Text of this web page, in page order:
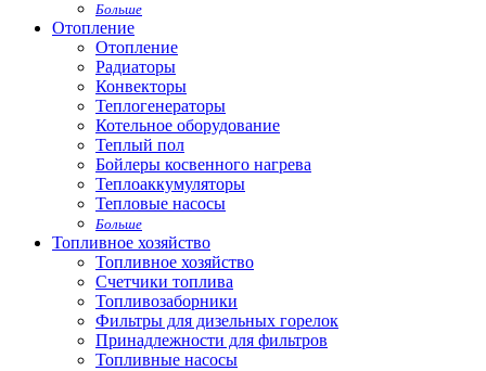
Больше
Отопление
Отопление
Радиаторы
Конвекторы
Теплогенераторы
Котельное оборудование
Теплый пол
Бойлеры косвенного нагрева
Теплоаккумуляторы
Тепловые насосы
Больше
Топливное хозяйство
Топливное хозяйство
Счетчики топлива
Топливозаборники
Фильтры для дизельных горелок
Принадлежности для фильтров
Топливные насосы